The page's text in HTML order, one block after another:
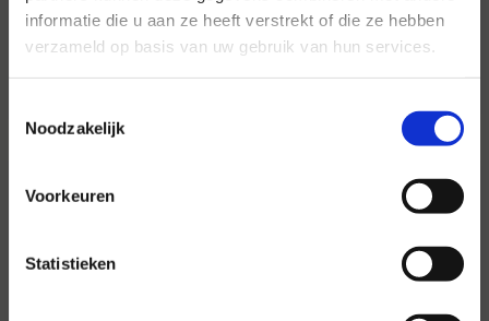
informatie die u aan ze heeft verstrekt of die ze hebben
verzameld op basis van uw gebruik van hun services.
Noodzakelijk
Voorkeuren
Statistieken
Hansen Evenementen is uw partner voor
evenementen van groot tot klein.
Lees verder